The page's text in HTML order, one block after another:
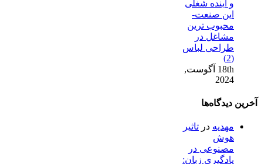
و آینده شغلی
این صنعت-
محبوب ترین
مشاغل در
طراحی لباس
(2)
18th آگوست,
2024
آخرین دیدگاه‌ها
مهدیه در تاثیر
هوش
مصنوعی در
یادگیری زبان: